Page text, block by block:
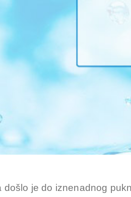
došlo je do iznenadnog